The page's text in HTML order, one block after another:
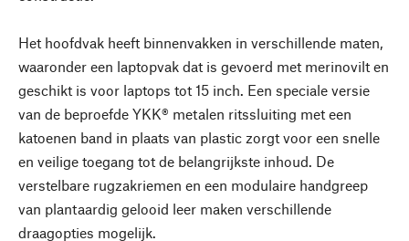
Het hoofdvak heeft binnenvakken in verschillende maten,
waaronder een laptopvak dat is gevoerd met merinovilt en
geschikt is voor laptops tot 15 inch. Een speciale versie
van de beproefde YKK® metalen ritssluiting met een
katoenen band in plaats van plastic zorgt voor een snelle
en veilige toegang tot de belangrijkste inhoud. De
verstelbare rugzakriemen en een modulaire handgreep
van plantaardig gelooid leer maken verschillende
draagopties mogelijk.